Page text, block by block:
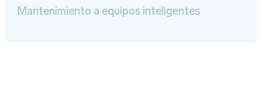
Mantenimiento a equipos inteligentes